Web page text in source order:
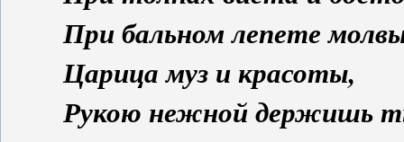
При бальном лепете
Царица муз и красоты,
Рукою нежной держишь